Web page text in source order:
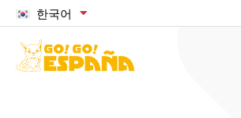
한국어